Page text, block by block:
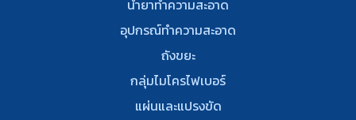
น้ำยาทำความสะอาด
อุปกรณ์ทําความสะอาด
ถังขยะ
กลุ่มไมโครไฟเบอร์
แผ่นและแปรงขัด